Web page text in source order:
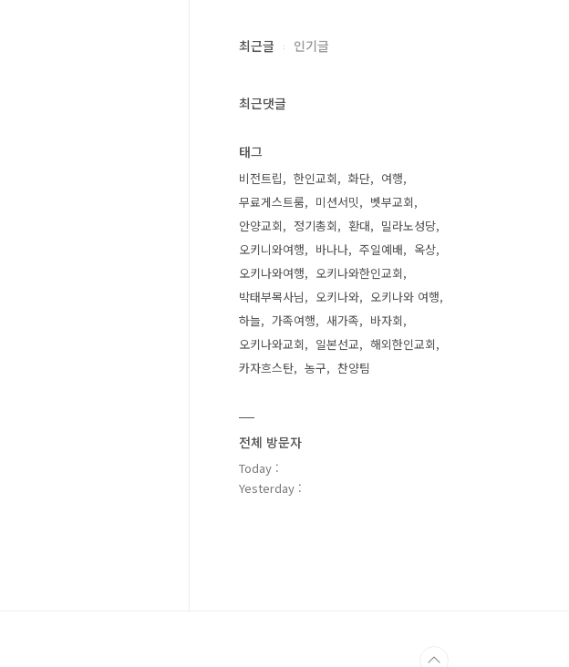
최근글 인기글
최근댓글
태그
비전트립 한인교회 화단
여행
무료게스트룸
미션서밋
벳부교회
안양교회
정기총회 환대
밀라노성당
오키니와여행
바나나 주일예배
옥상
오키나와여행
오키나와한인교회
박태부목사님
오키나와
오키나와 여행
하늘
가족여행 새가족
바자회
오키나와교회
일본선교
해외한인교회
카자흐스탄
농구 찬양팀
전체 방문자
Today :
Yesterday :